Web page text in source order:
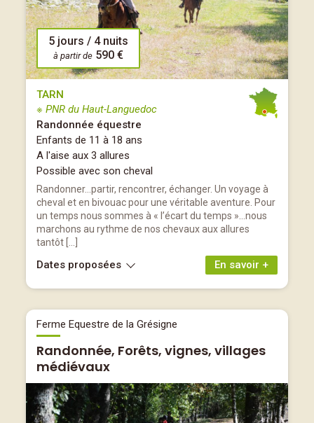
5 jours / 4 nuits
à partir de 590 €
TARN
※ PNR du Haut-Languedoc
Randonnée équestre
Enfants de 11 à 18 ans
A l'aise aux 3 allures
Possible avec son cheval
Randonner…partir, rencontrer, échanger. Un voyage à
cheval et en bivouac pour une véritable aventure. Pour
un temps nous sommes à « l’écart du temps »…nous
marchons au rythme de nos chevaux aux allures
tantôt […]
En savoir +
Dates proposées
Ferme Equestre de la Grésigne
Randonnée, Forêts, vignes, villages
médiévaux